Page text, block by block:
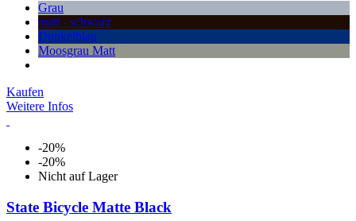
Grau
matt - schwarz
Dunkelblau
Moosgrau Matt
Kaufen
Weitere Infos
-20%
-20%
Nicht auf Lager
State Bicycle Matte Black